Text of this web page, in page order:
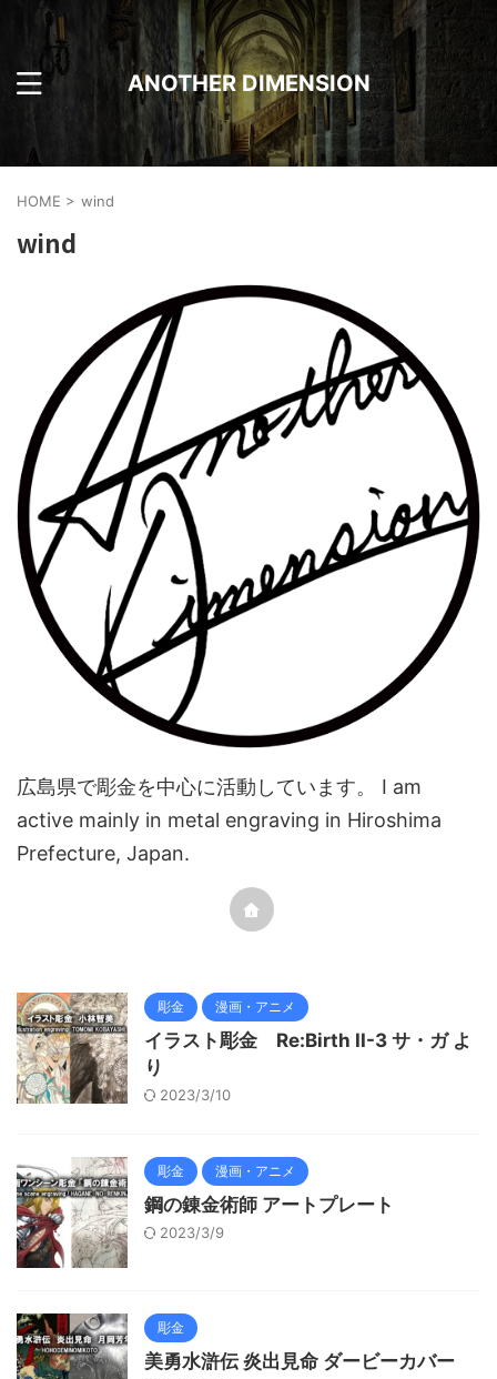
ANOTHER DIMENSION
HOME > wind
wind
広島県で彫金を中心に活動しています。 I am
active mainly in metal engraving in Hiroshima
Prefecture, Japan.
彫金 漫画・アニメ
イラスト彫金 Re:Birth II-3 サ・ガ よ
り
2023/3/10
彫金 漫画・アニメ
鋼の錬金術師 アートプレート
2023/3/9
彫金
美勇水滸伝 炎出見命 ダービーカバー